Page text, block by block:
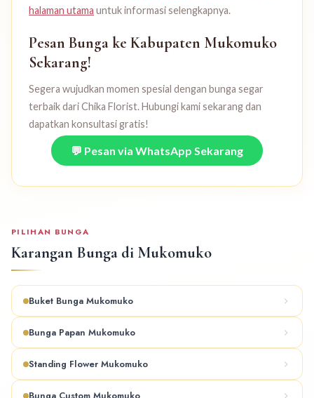
halaman utama untuk informasi selengkapnya.
Pesan Bunga ke Kabupaten Mukomuko
Sekarang!
Segera wujudkan momen spesial dengan bunga segar
terbaik dari Chika Florist. Hubungi kami sekarang dan
dapatkan konsultasi gratis!
💬 Pesan via WhatsApp Sekarang
PILIHAN BUNGA
Karangan Bunga di Mukomuko
Buket Bunga Mukomuko
Bunga Papan Mukomuko
Standing Flower Mukomuko